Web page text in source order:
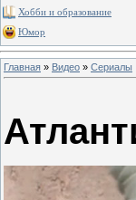
Хобби и образование
Юмор
Главная » Видео » Сериалы